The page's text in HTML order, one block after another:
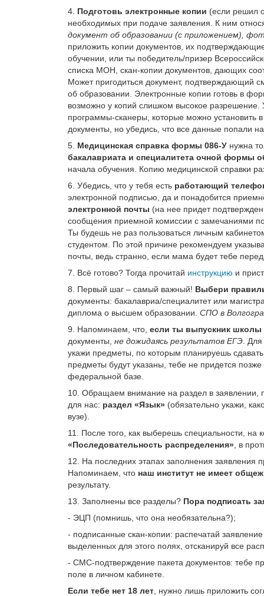
4. Подготовь электронные копии (если решил
необходимых при подаче заявления. К ним
документ об образовании (с приложением),
приложить копии документов, их
обучении, или ты победитель/призер
списка МОН, скан-копии документов, дающих
Может пригодиться документ, подтверждающий
об образовании. Электронные копии готовь в
возможно у копий слишком высокое разрешение.
программы-сканеры, которые можно
документы, но убедись, что все данные попали
5. Медицинская справка формы 086-У нужна
бакалавриата и специалитета очной формы
начала обучения. Копию медицинской справки
6. Убедись, что у тебя есть работающий
электронной подписью, да и понадобится
электронной почты (на нее придет
сообщения приемной комиссии с замечаниями
Ты будешь не раз пользоваться личным
студентом. По этой причине рекомендуем
почты, ведь странно, если мама будет тебе
7. Всё готово? Тогда прочитай инструкцию и
8. Первый шаг – самый важный! Выбери
документы: бакалавриа/специалитет или
диплома о высшем образовании. СПО в
9. Напоминаем, что, если ты выпускник школы
документы, не дожидаясь результатов ЕГЭ .
укажи предметы, по которым планируешь
предметы будут указаны, тебе не придется
федеральной базе.
10. Обращаем внимание на раздел в заявлении,
для нас: раздел «Язык» (обязательно укажи,
вузе).
11. После того, как выберешь специальности, на
«Последовательность распределения» , в
12. На последних этапах заполнения
Напоминаем, что наш институт не имеет
результату.
13. Заполнены все разделы? Пора подписать
- ЭЦП (помнишь, что она необязательна?);
- подписанные скан-копии: распечатай
выделенных для этого полях, отсканируй все
- СМС-подтверждение пакета документов: тебе
поле в личном кабинете.
Если тебе нет 18 лет , нужно лишь приложить